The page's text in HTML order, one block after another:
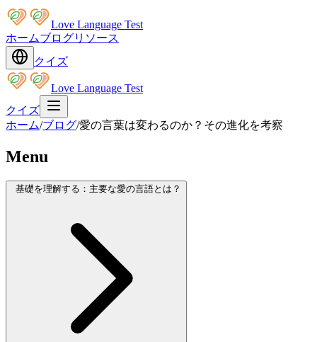
Love Language Test
ホームブログリソース
クイズ
Love Language Test
クイズ
ホーム/ブログ/愛の言葉は変わるのか？その進化を考察
Menu
基礎を理解する：主要な愛の言語とは？